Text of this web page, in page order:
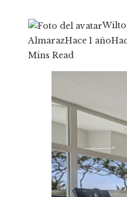
AlmarazHace 1 año
Mins Read